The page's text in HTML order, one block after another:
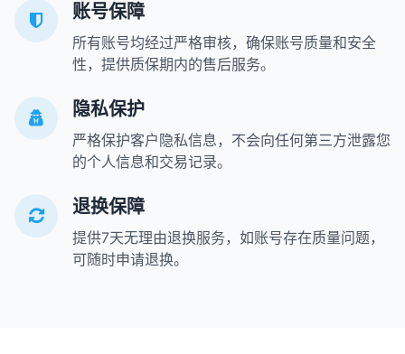
账号保障
所有账号均经过严格审核，确保账号质量和安全
性，提供质保期内的售后服务。
隐私保护
严格保护客户隐私信息，不会向任何第三方泄露您
的个人信息和交易记录。
退换保障
提供7天无理由退换服务，如账号存在质量问题，
可随时申请退换。